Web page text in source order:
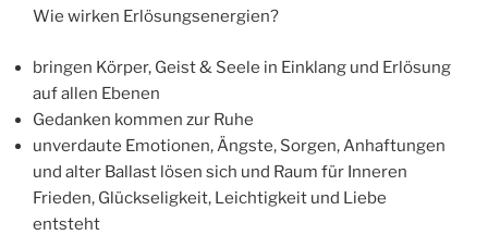
Wie wirken Erlösungsenergien?
bringen Körper, Geist & Seele in Einklang und Erlösung
auf allen Ebenen
Gedanken kommen zur Ruhe
unverdaute Emotionen, Ängste, Sorgen, Anhaftungen
und alter Ballast lösen sich und Raum für Inneren
Frieden, Glückseligkeit, Leichtigkeit und Liebe
entsteht